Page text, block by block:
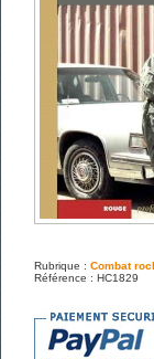
Rubrique : Combat
Référence : HC1829